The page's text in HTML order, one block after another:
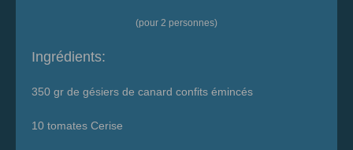
(pour 2 personnes)
Ingrédients:
350 gr de gésiers de canard confits émincés
10 tomates Cerise